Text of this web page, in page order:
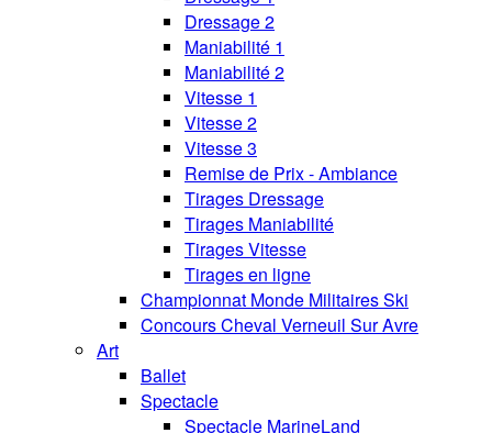
Dressage 2
Maniabilité 1
Maniabilité 2
Vitesse 1
Vitesse 2
Vitesse 3
Remise de Prix - Ambiance
Tirages Dressage
Tirages Maniabilité
Tirages Vitesse
Tirages en ligne
Championnat Monde Militaires Ski
Concours Cheval Verneuil Sur Avre
Art
Ballet
Spectacle
Spectacle MarineLand